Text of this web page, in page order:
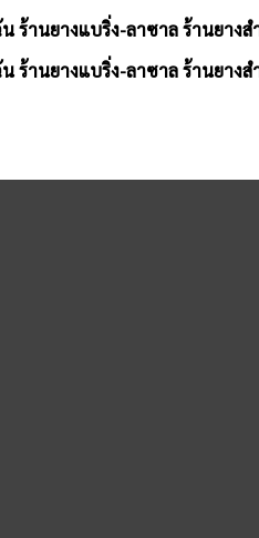
ร้านยางแบริ่ง-ลาซาล ร้านยา
ร้านยางแบริ่ง-ลาซาล ร้านยา